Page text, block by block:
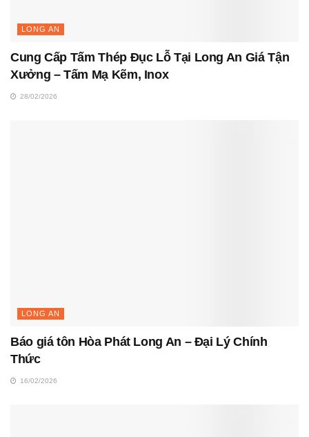
LONG AN
Cung Cấp Tấm Thép Đục Lỗ Tại Long An Giá Tận
Xưởng – Tấm Mạ Kẽm, Inox
28/02/2026
LONG AN
Báo giá tôn Hòa Phát Long An – Đại Lý Chính
Thức
16/02/2026